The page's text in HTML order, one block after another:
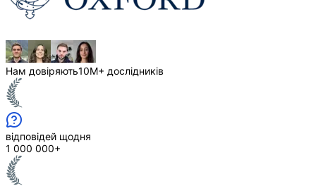
Нам довіряють10M+ дослідників
відповідей щодня
1 000 000+